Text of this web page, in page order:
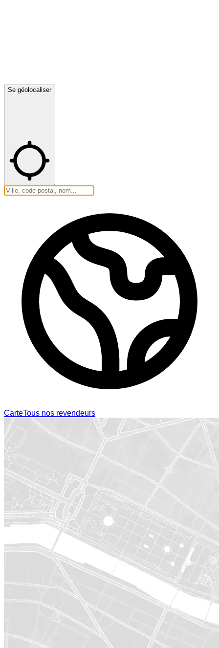
Se géolocaliser
CarteTous nos revendeurs